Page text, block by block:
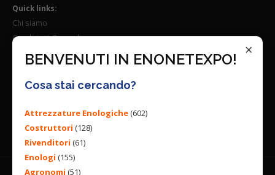
×
BENVENUTI IN ENONETEXPO!
Cosa stai cercando?
Attrezzature Enologiche(602)
Costruttori (128)
Rivenditori (61)
Enologi (155)
Agronomi (51)
Quick links:
Chi siamo
Condizioni Generali
Lavora con noi
Seguici su: